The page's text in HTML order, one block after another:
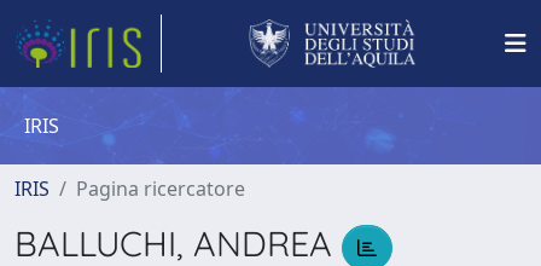
IRIS
IRIS Pagina ricercatore
BALLUCHI, ANDREA